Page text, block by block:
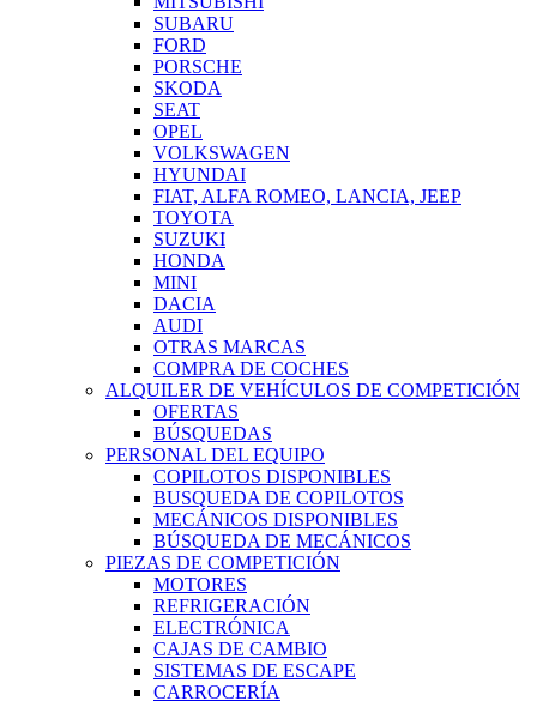
SUBARU
FORD
PORSCHE
SKODA
SEAT
OPEL
VOLKSWAGEN
HYUNDAI
FIAT, ALFA ROMEO, LANCIA, JEEP
TOYOTA
SUZUKI
HONDA
MINI
DACIA
AUDI
OTRAS MARCAS
COMPRA DE COCHES
ALQUILER DE VEHÍCULOS DE COMPETICIÓN
OFERTAS
BÚSQUEDAS
PERSONAL DEL EQUIPO
COPILOTOS DISPONIBLES
BUSQUEDA DE COPILOTOS
MECÁNICOS DISPONIBLES
BÚSQUEDA DE MECÁNICOS
PIEZAS DE COMPETICIÓN
MOTORES
REFRIGERACIÓN
ELECTRÓNICA
CAJAS DE CAMBIO
SISTEMAS DE ESCAPE
CARROCERÍA